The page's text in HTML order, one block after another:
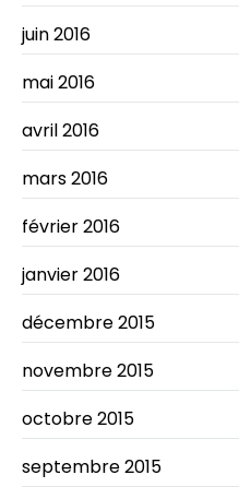
juin 2016
mai 2016
avril 2016
mars 2016
février 2016
janvier 2016
décembre 2015
novembre 2015
octobre 2015
septembre 2015